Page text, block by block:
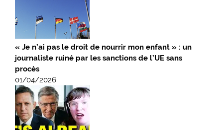
« Je n’ai pas le droit de nourrir mon enfant » : un
journaliste ruiné par les sanctions de l’UE sans
procès
01/04/2026